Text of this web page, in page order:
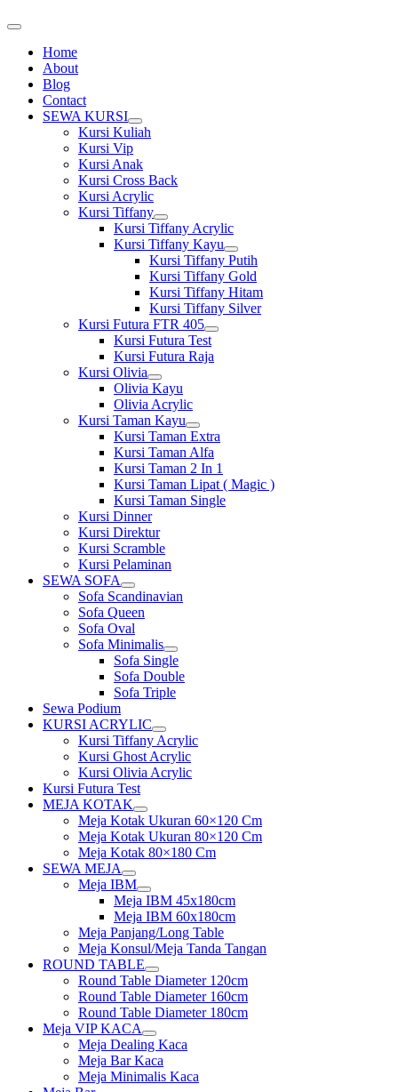
Home
About
Blog
Contact
SEWA KURSI
Show
sub
Kursi Kuliah
Kursi Vip
Kursi Anak
Kursi Cross Back
Kursi Acrylic
Kursi Tiffany
Show
sub
menu
Kursi Tiffany Acrylic
Kursi Tiffany Kayu
Show
sub
menu
Kursi Tiffany Putih
Kursi Tiffany Gold
Kursi Tiffany Hitam
Kursi Tiffany Silver
Kursi Futura FTR 405
Show
sub
menu
Kursi Futura Test
Kursi Futura Raja
Kursi Olivia
Show
sub
menu
Olivia Kayu
Olivia Acrylic
Kursi Taman Kayu
Show
sub
menu
Kursi Taman Extra
Kursi Taman Alfa
Kursi Taman 2 In 1
Kursi Taman Lipat ( Magic )
Kursi Taman Single
Kursi Dinner
Kursi Direktur
Kursi Scramble
Kursi Pelaminan
SEWA SOFA
Show
sub
menu
Sofa Scandinavian
Sofa Queen
Sofa Oval
Sofa Minimalis
Show
sub
menu
Sofa Single
Sofa Double
Sofa Triple
Sewa Podium
KURSI ACRYLIC
Show
sub
menu
Kursi Tiffany Acrylic
Kursi Ghost Acrylic
Kursi Olivia Acrylic
Kursi Futura Test
MEJA KOTAK
Show
sub
menu
Meja Kotak Ukuran 60×120 Cm
Meja Kotak Ukuran 80×120 Cm
Meja Kotak 80×180 Cm
SEWA MEJA
Show
sub
menu
Meja IBM
Show
sub
menu
Meja IBM 45x180cm
Meja IBM 60x180cm
Meja Panjang/Long Table
Meja Konsul/Meja Tanda Tangan
ROUND TABLE
Show
sub
menu
Round Table Diameter 120cm
Round Table Diameter 160cm
Round Table Diameter 180cm
Meja VIP KACA
Show
sub
menu
Meja Dealing Kaca
Meja Bar Kaca
Meja Minimalis Kaca